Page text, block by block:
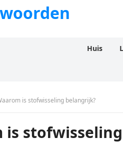
Huis
is stofwisseling belangrijk?
is